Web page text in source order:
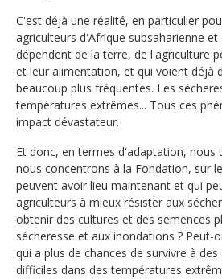
C'est déjà une réalité, en particulier
agriculteurs d'Afrique subsaharienne et
dépendent de la terre, de l'agriculture
et leur alimentation, et qui voient déjà
beaucoup plus fréquentes. Les
températures extrêmes... Tous ces
impact dévastateur.
Et donc, en termes d'adaptation, nous
nous concentrons à la Fondation, sur
peuvent avoir lieu maintenant et qui
agriculteurs à mieux résister aux
obtenir des cultures et des semences
sécheresse et aux inondations ? Peut-
qui a plus de chances de survivre à
difficiles dans des températures